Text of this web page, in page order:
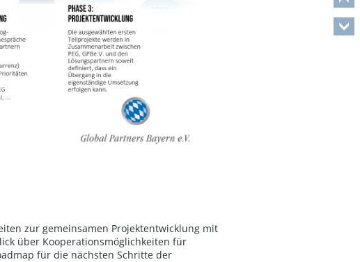
zur gemeinsamen Projektentwicklung mit
über Kooperationsmöglichkeiten für
für die nächsten Schritte der